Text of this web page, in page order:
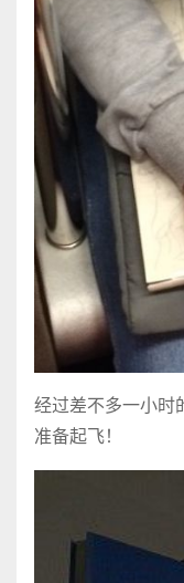
经过差不多一小时
准备起飞！